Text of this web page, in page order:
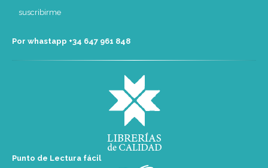
Por whastapp +34 ‭647 961 848‬
Punto de Lectura fácil